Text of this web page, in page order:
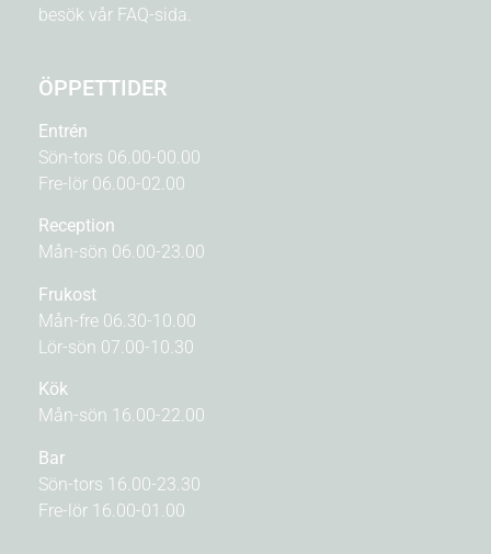
besök vår FAQ-sida.
ÖPPETTIDER
Entrén
Sön-tors 06.00-00.00
Fre-lör 06.00-02.00
Reception
Mån-sön 06.00-23.00
Frukost
Mån-fre 06.30-10.00
Lör-sön 07.00-10.30
Kök
Mån-sön 16.00-22.00
Bar
Sön-tors 16.00-23.30
Fre-lör 16.00-01.00